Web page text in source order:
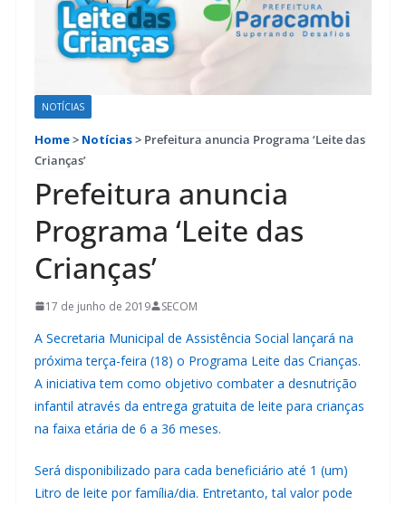
NOTÍCIAS
Home> Notícias> Prefeitura anuncia Programa ‘Leite das
Crianças’
Prefeitura anuncia
Programa ‘Leite das
Crianças’
17 de junho de 2019 SECOM
A Secretaria Municipal de Assistência Social lançará na
próxima terça-feira (18) o Programa Leite das Crianças.
A iniciativa tem como objetivo combater a desnutrição
infantil através da entrega gratuita de leite para crianças
na faixa etária de 6 a 36 meses.
Será disponibilizado para cada beneficiário até 1 (um)
Litro de leite por família/dia. Entretanto, tal valor pode